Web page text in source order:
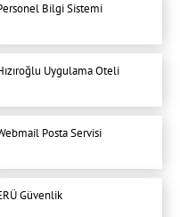
Bilgi Sistemi
Uygulama Oteli
Posta Servisi
Güvenlik